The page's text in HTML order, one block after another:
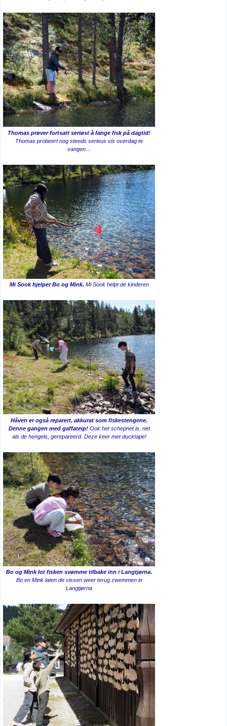
Thomas prøver fortsatt seriøst å fange fisk på dagtid!
Thomas probeert nog steeds serieus vis overdag te
vangen…
Mi Sook hjelper Bo og Mink. Mi Sook helpt de kinderen
Håven er også reparert, akkurat som fiskestengene.
Denne gangen med gaffateip!Ook het schepnet is, net
als de hengels, gerepareerd. Deze keer met ducktape!
Bo og Mink lot fisken svømme tilbake inn i Langtjørna.
Bo en Mink laten de vissen weer terug zwemmen in
Langtjørna